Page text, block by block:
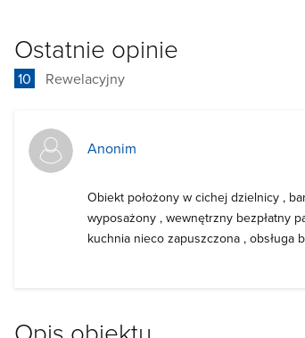
Ostatnie opinie
10 Rewelacyjny
Anonim
Obiekt położony w cichej dzielnicy ,
wyposażony , wewnętrzny bezpłatny
kuchnia nieco zapuszczona , obsługa